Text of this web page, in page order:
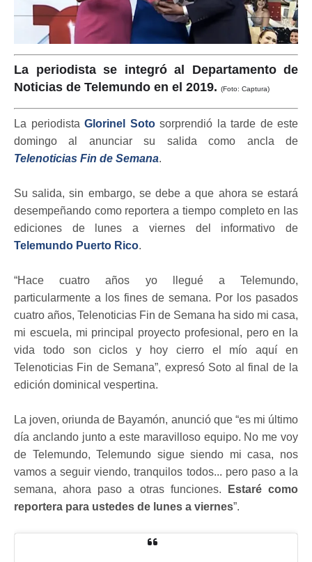
La periodista se integró al Departamento de
Noticias de Telemundo en el 2019. (Foto: Captura)
La periodista Glorinel Sotosorprendió la tarde de este
domingo al anunciar su salida como ancla de
Telenoticias Fin de Semana.
Su salida, sin embargo, se debe a que ahora se estará
desempeñando como reportera a tiempo completo en las
ediciones de lunes a viernes del informativo de
Telemundo Puerto Rico.
“Hace cuatro años yo llegué a Telemundo,
particularmente a los fines de semana. Por los pasados
cuatro años, Telenoticias Fin de Semana ha sido mi casa,
mi escuela, mi principal proyecto profesional, pero en la
vida todo son ciclos y hoy cierro el mío aquí en
Telenoticias Fin de Semana”, expresó Soto al final de la
edición dominical vespertina.
La joven, oriunda de Bayamón, anunció que “es mi último
día anclando junto a este maravilloso equipo. No me voy
de Telemundo, Telemundo sigue siendo mi casa, nos
vamos a seguir viendo, tranquilos todos... pero paso a la
semana, ahora paso a otras funciones.
Estaré como
reportera para ustedes de lunes a viernes”.